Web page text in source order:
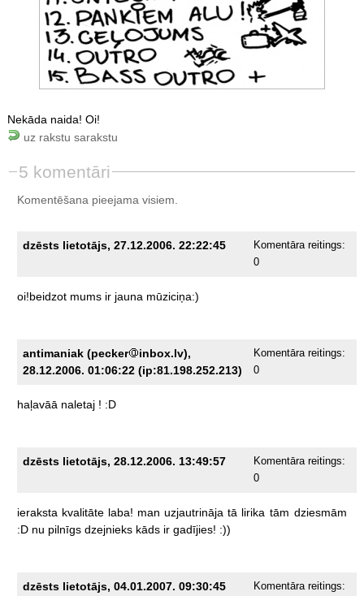
Nekāda naida! Oi!
uz rakstu sarakstu
5 komentāri
Komentēšana pieejama visiem.
dzēsts lietotājs, 27.12.2006. 22:22:45
Komentāra reitings:
0
oi!beidzot mums ir jauna mūziciņa:)
antimaniak (pecker
inbox.lv),
28.12.2006. 01:06:22 (ip:81.198.252.213)
Komentāra reitings:
0
haļavāā naletaj ! :D
dzēsts lietotājs, 28.12.2006. 13:49:57
Komentāra reitings:
0
ieraksta kvalitāte laba! man uzjautrināja tā lirika tām dziesmām
:D nu pilnīgs dzejnieks kāds ir gadījies! :))
dzēsts lietotājs, 04.01.2007. 09:30:45
Komentāra reitings: